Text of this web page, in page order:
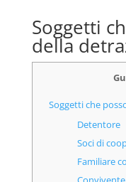
Soggetti
della
Soggetti che
Detentore
Soci di
Familiare